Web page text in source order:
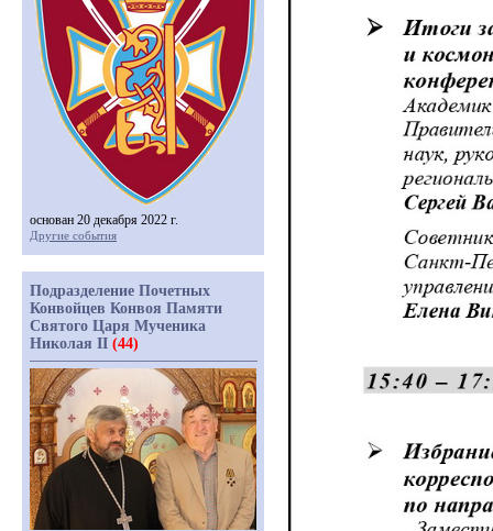
основан 20 декабря 2022 г.
Другие события
Подразделение Почетных
Конвойцев Конвоя Памяти
Святого Царя Мученика
Николая II (44)